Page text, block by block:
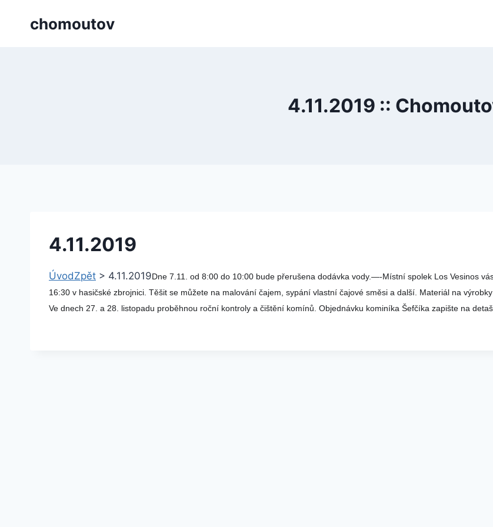
chomoutov
4.11.2019 ::
4.11.2019
ÚvodZpět > 4.11.2019Dne 7.11. od 8:00 do 10:00 bude přerušena dodávka vody.—-Místní spolek Los Vesinos
16:30 v hasičské zbrojnici. Těšit se můžete na malování čajem, sypání vlastní čajové směsi a další. Materiál na
Ve dnech 27. a 28. listopadu proběhnou roční kontroly a čištění komínů. Objednávku kominíka Šefčíka zapište na